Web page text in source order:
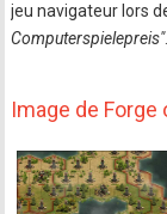
jeu navigateur lors
Computerspielepreis".
Image de Forge